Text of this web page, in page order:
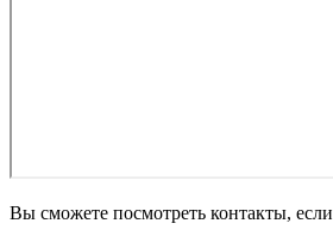
Вы сможете посмотреть контакты, если